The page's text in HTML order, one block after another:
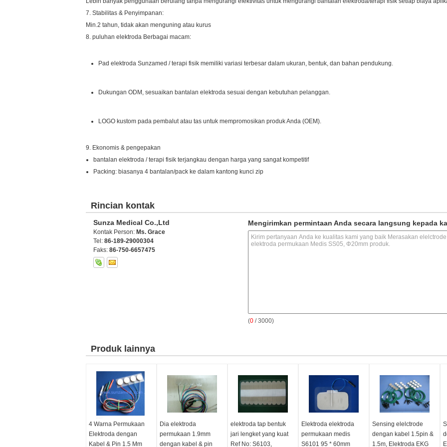
7. Stabilitas & Penyimpanan:
Min.2 tahun, tidak akan menguning atau kurus
8. puluhan elektroda Berbagai macam:
Pad elektroda Sunzamed / terapi fisik memiliki variasi terbesar dalam ukuran, bentuk, dan bahan pendukung.
Dukungan ODM, sesuaikan bantalan elektroda sesuai dengan kebutuhan pelanggan.
LOGO kustom pada pembalut atau tas untuk mempromosikan produk Anda (OEM).
9. Ekonomis & pengepakan
bantalan elektroda / terapi fisik terjangkau dengan harga yang sangat kompetitif
Packing: biasanya 4 bantalan/pack ke dalam kantong kunci zip
Rincian kontak
Sunza Medical Co.,Ltd
Kontak Person: Ms. Grace
Tel: 86-189-29000304
Faks: 86-750-6657475
Mengirimkan permintaan Anda secara langsung kepada
(0 / 3000)
Produk lainnya
4 Warna Permukaan
Elektroda dengan
Kabel & Pin 1.5 Mm
Dia elektroda
permukaan 1.9mm
dengan kabel & pin
elektroda tap bentuk
jari lengket yang kuat
Ref No: S6103,
Elektroda elektroda
permukaan medis
S6101 95 * 60mm
Sensing elelctrode
dengan kabel 1.5pin &
1.5m, Elektroda EKG